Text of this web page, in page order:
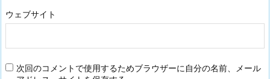
ウェブサイト
次回のコメントで使用するためブラウザーに自分の名前、メール